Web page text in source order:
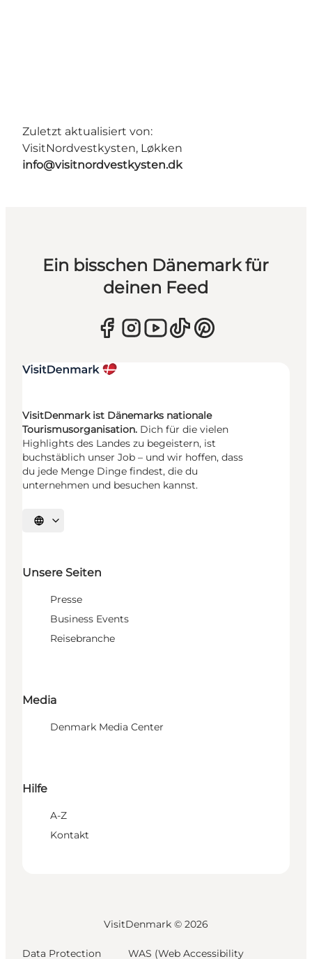
Zuletzt aktualisiert von:
VisitNordvestkysten, Løkken
info@visitnordvestkysten.dk
Ein bisschen Dänemark für
deinen Feed
VisitDenmark ist Dänemarks nationale
Tourismusorganisation. Dich für die vielen
Highlights des Landes zu begeistern, ist
buchstäblich unser Job – und wir hoffen, dass
du jede Menge Dinge findest, die du
unternehmen und besuchen kannst.
Sprache auswählen
Unsere Seiten
Presse
Business Events
Reisebranche
Media
Denmark Media Center
Hilfe
A-Z
Kontakt
VisitDenmark © 2026
Data Protection WAS (Web Accessibility